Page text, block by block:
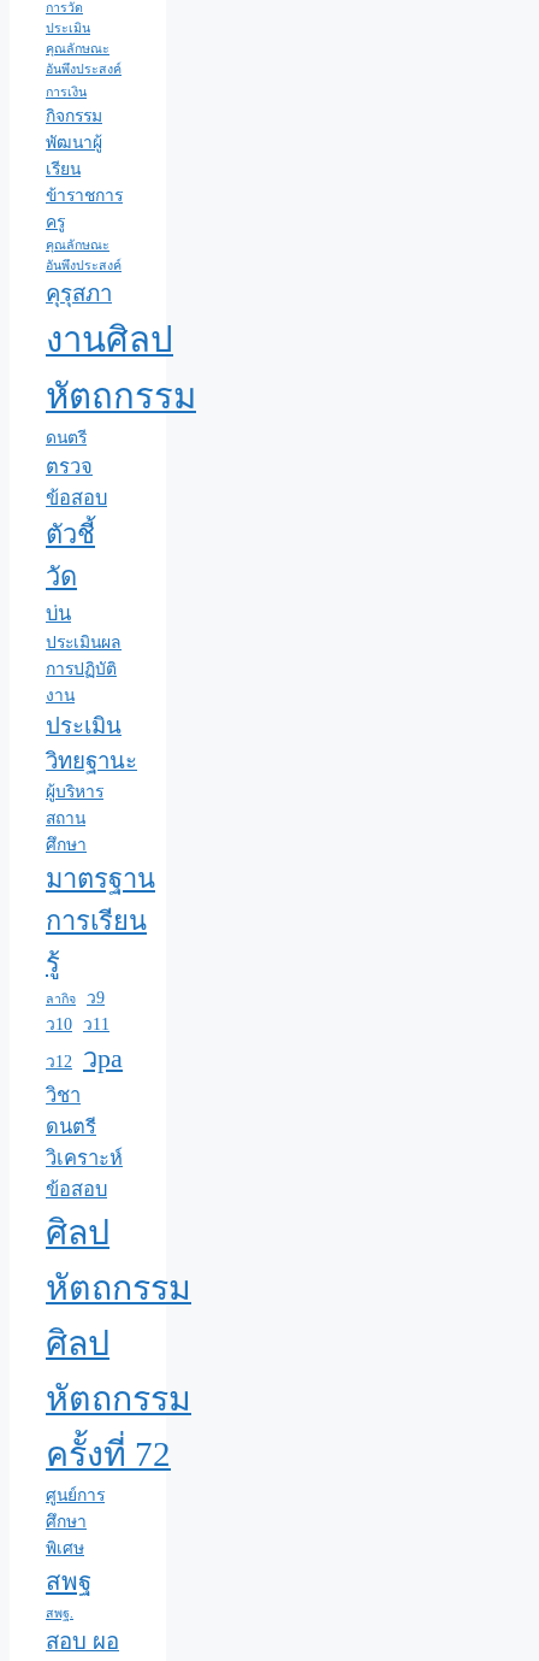
การวัด
ประเมิน
คุณลักษณะ
อันพึงประสงค์
การเงิน
กิจกรรม
พัฒนาผู้
เรียน
ข้าราชการ
ครู
คุณลักษณะ
อันพึงประสงค์
คุรุสภา
งานศิลป
หัตถกรรม
ดนตรี
ตรวจ
ข้อสอบ
ตัวชี้
วัด
บ่น
ประเมินผล
การปฏิบัติ
งาน
ประเมิน
วิทยฐานะ
ผู้บริหาร
สถาน
ศึกษา
มาตรฐาน
การเรียน
รู้
ลากิจ
ว9
ว10 ว11
ว12 วpa
วิชา
ดนตรี
วิเคราะห์
ข้อสอบ
ศิลป
หัตถกรรม
ศิลป
หัตถกรรม
ครั้งที่ 72
ศูนย์การ
ศึกษา
พิเศษ
สพฐ
สพฐ.
สอบ ผอ